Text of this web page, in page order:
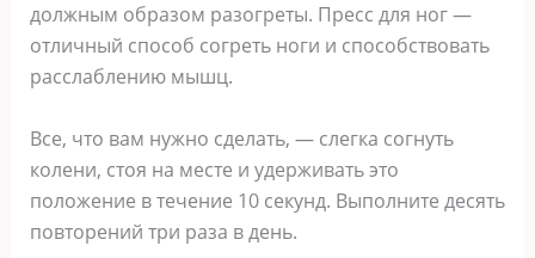
должным образом разогреты. Пресс для ног —
отличный способ согреть ноги и способствовать
расслаблению мышц.
Все, что вам нужно сделать, — слегка согнуть
колени, стоя на месте и удерживать это
положение в течение 10 секунд. Выполните десять
повторений три раза в день.